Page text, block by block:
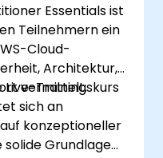
zu
Essentials ist
Teilnehmern ein
Cloud-
Architektur,
vermittelt.
Trainingskurs
sich an
konzeptioneller
solide Grundlage